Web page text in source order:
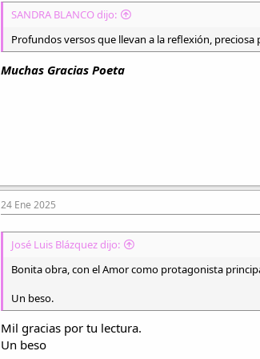
El transitar la vida,
lo que subyace en la ternura,
Registrados
o
n
e
s
SANDRA BLANCO dijo:
Profundos versos que llevan a la reflexión,
Muchas Gracias Poeta
24 Ene 2025
José Luis Blázquez dijo:
Bonita obra, con el Amor como protagonista
Un beso.
Mil gracias por tu lectura.
Un beso